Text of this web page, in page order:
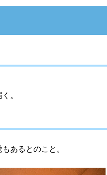
。
あるとのこと。